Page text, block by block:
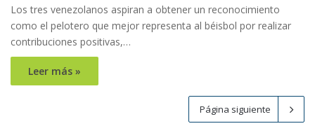
Los tres venezolanos aspiran a obtener un reconocimiento
como el pelotero que mejor representa al béisbol por realizar
contribuciones positivas,…
Leer más »
Página siguiente